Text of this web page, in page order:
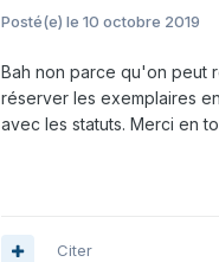
Posté(e) le 10 octobre 2019
Bah non parce qu'on peut
réserver les exemplaires
avec les statuts. Merci en
Citer